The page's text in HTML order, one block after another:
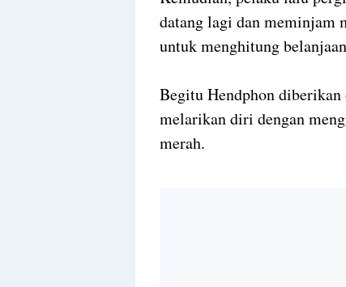
datang lagi dan meminjam
untuk menghitung
Begitu Hendphon
melarikan diri dengan
merah.